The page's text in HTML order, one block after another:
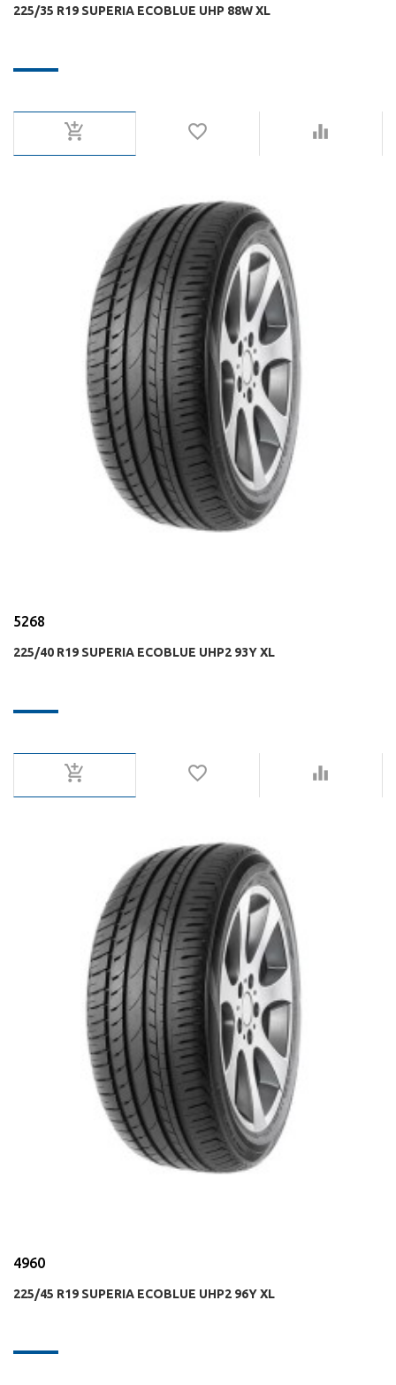
225/35 R19 SUPERIA ECOBLUE UHP 88W XL
5268
225/40 R19 SUPERIA ECOBLUE UHP2 93Y XL
4960
225/45 R19 SUPERIA ECOBLUE UHP2 96Y XL